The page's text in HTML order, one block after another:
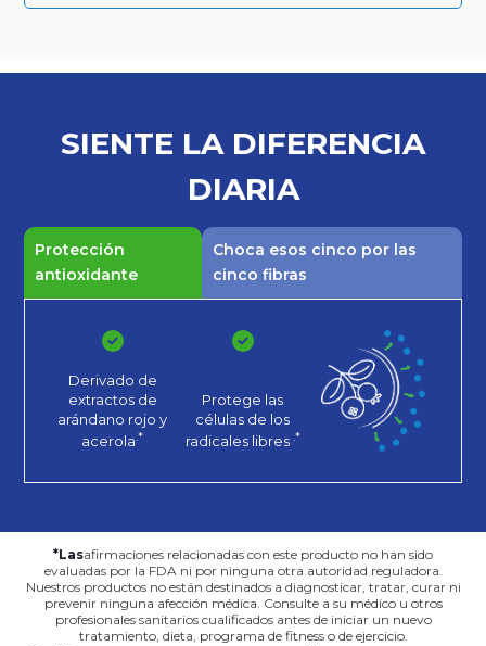
SIENTE LA DIFERENCIA
DIARIA
Protección
antioxidante
Choca esos cinco por las
cinco fibras
Derivado de
extractos de
arándano rojo y
acerola.*
Protege las
células de los
radicales libres .*
*Lasafirmaciones relacionadas con este producto no han sido
evaluadas por la FDA ni por ninguna otra autoridad reguladora.
Nuestros productos no están destinados a diagnosticar, tratar, curar ni
prevenir ninguna afección médica. Consulte a su médico u otros
profesionales sanitarios cualificados antes de iniciar un nuevo
tratamiento, dieta, programa de fitness o de ejercicio.